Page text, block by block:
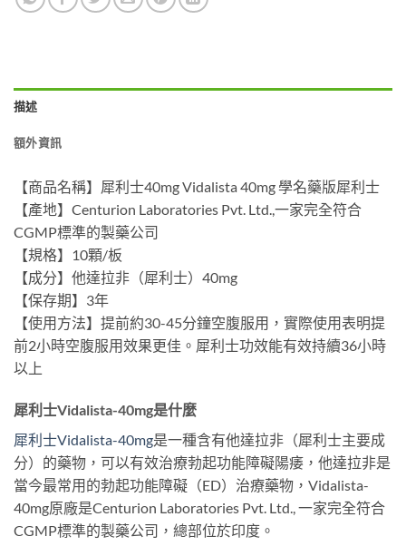
描述
額外資訊
【商品名稱】犀利士40mg Vidalista 40mg 學名藥版犀利士
【產地】Centurion Laboratories Pvt. Ltd.,一家完全符合
CGMP標準的製藥公司
【規格】10顆/板
【成分】他達拉非（犀利士）40mg
【保存期】3年
【使用方法】提前約30-45分鐘空腹服用，實際使用表明提
前2小時空腹服用效果更佳。犀利士功效能有效持續36小時
以上
犀利士Vidalista-40mg是什麼
犀利士Vidalista-40mg是一種含有他達拉非（犀利士主要成
分）的藥物，可以有效治療勃起功能障礙陽痿，他達拉非是
當今最常用的勃起功能障礙（ED）治療藥物，Vidalista-
40mg原廠是Centurion Laboratories Pvt. Ltd., 一家完全符合
CGMP標準的製藥公司，總部位於印度。